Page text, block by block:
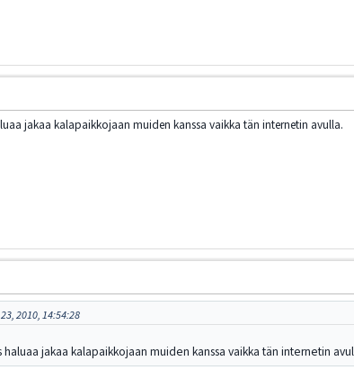
jakaa kalapaikkojaan muiden kanssa vaikka tän internetin avulla.
2010, 14:54:28
jakaa kalapaikkojaan muiden kanssa vaikka tän internetin